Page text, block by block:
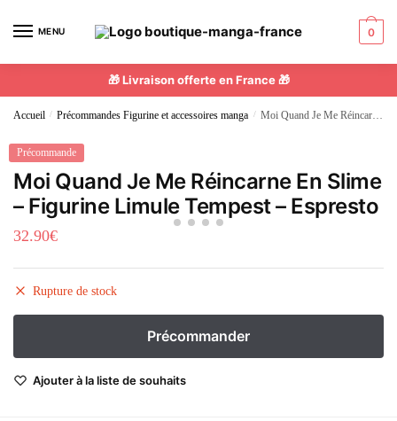
MENU 0
🎁 Livraison offerte en France 🎁
Accueil / Précommandes Figurine et accessoires manga / Moi Quand Je Me Réincarne En Slime – Figurine Limule Tempest – Espresto
Précommande
Moi Quand Je Me Réincarne En Slime
– Figurine Limule Tempest – Espresto
32.90€
Rupture de stock
Ajouter à la liste de souhaits